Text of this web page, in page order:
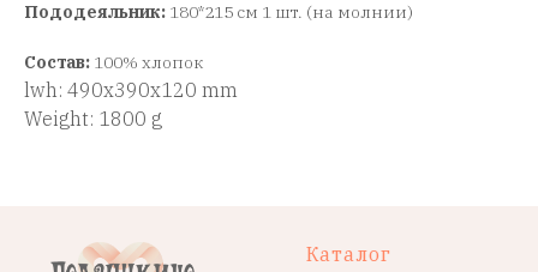
Пододеяльник: 180*215 см 1 шт. (на молнии)
Состав: 100% хлопок
lwh: 490x390x120 mm
Weight: 1800 g
Каталог